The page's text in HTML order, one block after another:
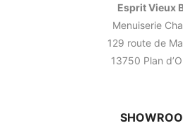
Esprit Vieux
Menuiserie
129 route de
13750 Plan